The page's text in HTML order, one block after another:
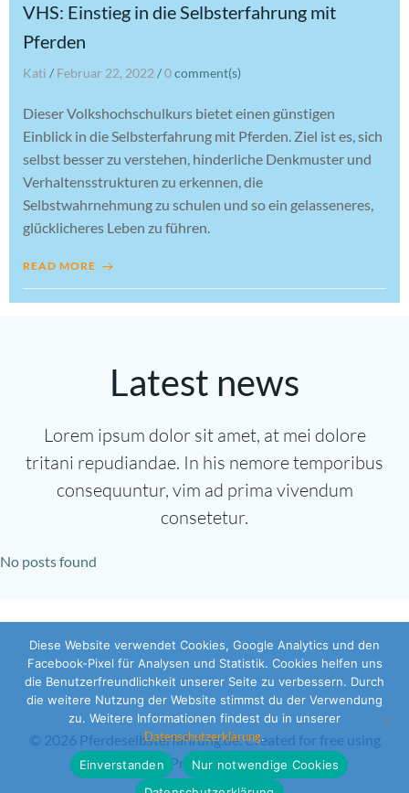
VHS: Einstieg in die Selbsterfahrung mit
Pferden
Kati / Februar 22, 2022 /0comment(s)
Dieser Volkshochschulkurs bietet einen günstigen
Einblick in die Selbsterfahrung mit Pferden. Ziel ist es, sich
selbst besser zu verstehen, hinderliche Denkmuster und
Verhaltensstrukturen zu erkennen, die
Selbstwahrnehmung zu schulen und so ein gelasseneres,
glücklicheres Leben zu führen.
READ MORE
Latest news
Lorem ipsum dolor sit amet, at mei dolore
tritani repudiandae. In his nemore temporibus
consequuntur, vim ad prima vivendum
consetetur.
No posts found
© 2026 Pferdeselbsterfahrung.de. Created for free using
WordPress andColibri
Diese Website verwendet Cookies, Google Analytics und den
Facebook-Pixel für Analysen und Statistik. Cookies helfen uns
die Benutzerfreundlichkeit unserer Seite zu verbessern. Durch
die weitere Nutzung der Website stimmst du der Verwendung
zu. Weitere Informationen findest du in unserer
Datenschutzerklärung.
Einverstanden
Nur notwendige Cookies